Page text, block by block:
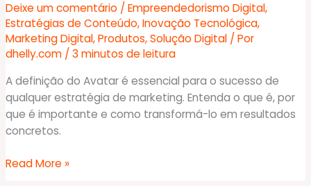
Deixe um comentário /Empreendedorismo Digital,
Estratégias de Conteúdo,Inovação Tecnológica,
Marketing Digital,Produtos,Solução Digital / Por
dhelly.com /3 minutos de leitura
A definição do Avatar é essencial para o sucesso de
qualquer estratégia de marketing. Entenda o que é, por
que é importante e como transformá-lo em resultados
concretos.
Porque
Read More »